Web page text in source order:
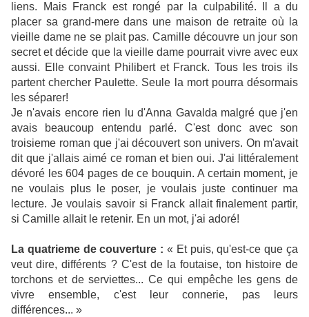
liens. Mais Franck est rongé par la culpabilité. Il a du
placer sa grand-mere dans une maison de retraite où la
vieille dame ne se plait pas. Camille découvre un jour son
secret et décide que la vieille dame pourrait vivre avec eux
aussi. Elle convaint Philibert et Franck. Tous les trois ils
partent chercher Paulette. Seule la mort pourra désormais
les séparer!
Je n'avais encore rien lu d'Anna Gavalda malgré que j'en
avais beaucoup entendu parlé. C'est donc avec son
troisieme roman que j'ai découvert son univers. On m'avait
dit que j'allais aimé ce roman et bien oui. J'ai littéralement
dévoré les 604 pages de ce bouquin. A certain moment, je
ne voulais plus le poser, je voulais juste continuer ma
lecture. Je voulais savoir si Franck allait finalement partir,
si Camille allait le retenir. En un mot, j'ai adoré!
La quatrieme de couverture : « Et puis, qu'est-ce que ça
veut dire, différents ? C'est de la foutaise, ton histoire de
torchons et de serviettes... Ce qui empêche les gens de
vivre ensemble, c'est leur connerie, pas leurs
différences... »